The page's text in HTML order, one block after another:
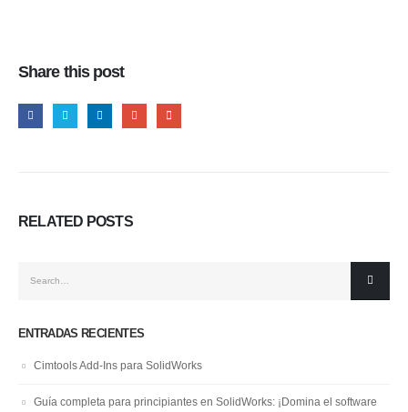
Share this post
RELATED POSTS
ENTRADAS RECIENTES
Cimtools Add-Ins para SolidWorks
Guía completa para principiantes en SolidWorks: ¡Domina el software